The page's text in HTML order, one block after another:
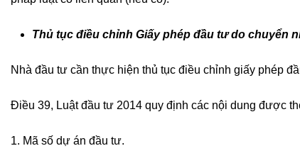
Thủ tục điều chỉnh Giấy phép đầu tư do chuyển
Nhà đầu tư cần thực hiện thủ tục điều chỉnh giấy phép
Điều 39, Luật đầu tư 2014 quy định các nội dung được
1. Mã số dự án đầu tư.